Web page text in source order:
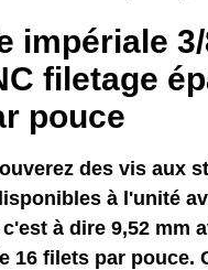
impériale
filetage
pouce
des vis aux
à l'unité
à dire 9,52 mm
16 filets par pouce.